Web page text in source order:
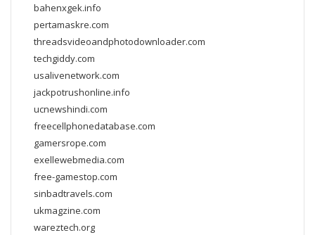
bahenxgek.info
pertamaskre.com
threadsvideoandphotodownloader.com
techgiddy.com
usalivenetwork.com
jackpotrushonline.info
ucnewshindi.com
freecellphonedatabase.com
gamersrope.com
exellewebmedia.com
free-gamestop.com
sinbadtravels.com
ukmagzine.com
wareztech.org